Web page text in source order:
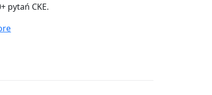
pytań CKE.